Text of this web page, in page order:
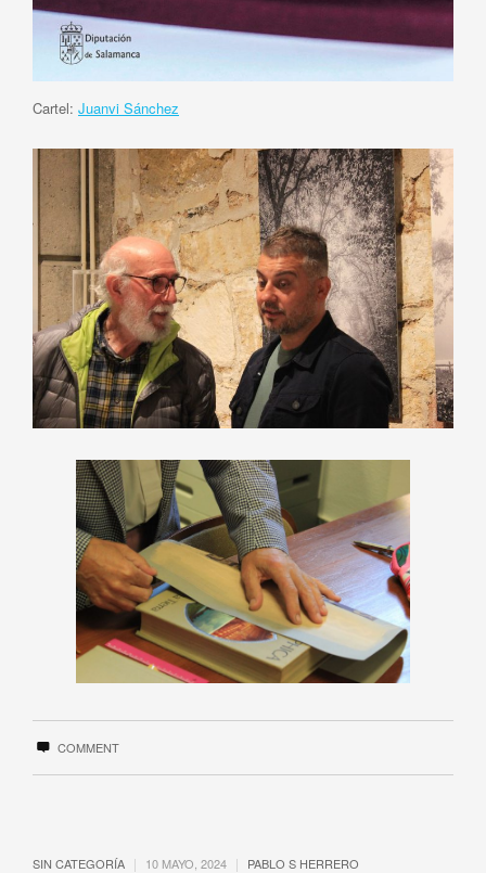
Cartel: Juanvi Sánchez
COMMENT
SIN CATEGORÍA | 10 MAYO, 2024 | PABLO S HERRERO